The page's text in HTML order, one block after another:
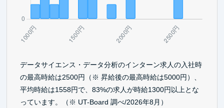
データサイエンス・データ分析のインターン求人の入社時
の最高時給は2500円（※ 昇給後の最高時給は5000円）、
平均時給は1558円で、83%の求人が時給1300円以上とな
っています。（※ UT-Board 調べ/2026年8月）